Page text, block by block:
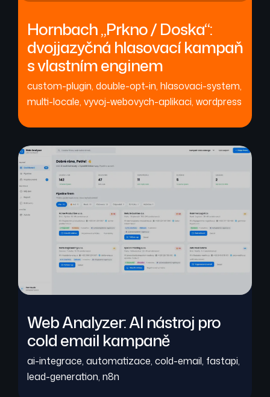
Hornbach „Prkno / Doska“:
dvojjazyčná hlasovací kampaň
s vlastním enginem
custom-plugin, double-opt-in, hlasovaci-system,
multi-locale, vyvoj-webovych-aplikaci, wordpress
Web Analyzer: AI nástroj pro
cold email kampaně
ai-integrace, automatizace, cold-email, fastapi,
lead-generation, n8n